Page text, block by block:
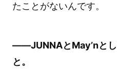
たことがないんです。
――JUNNAとMay’nとし
と。